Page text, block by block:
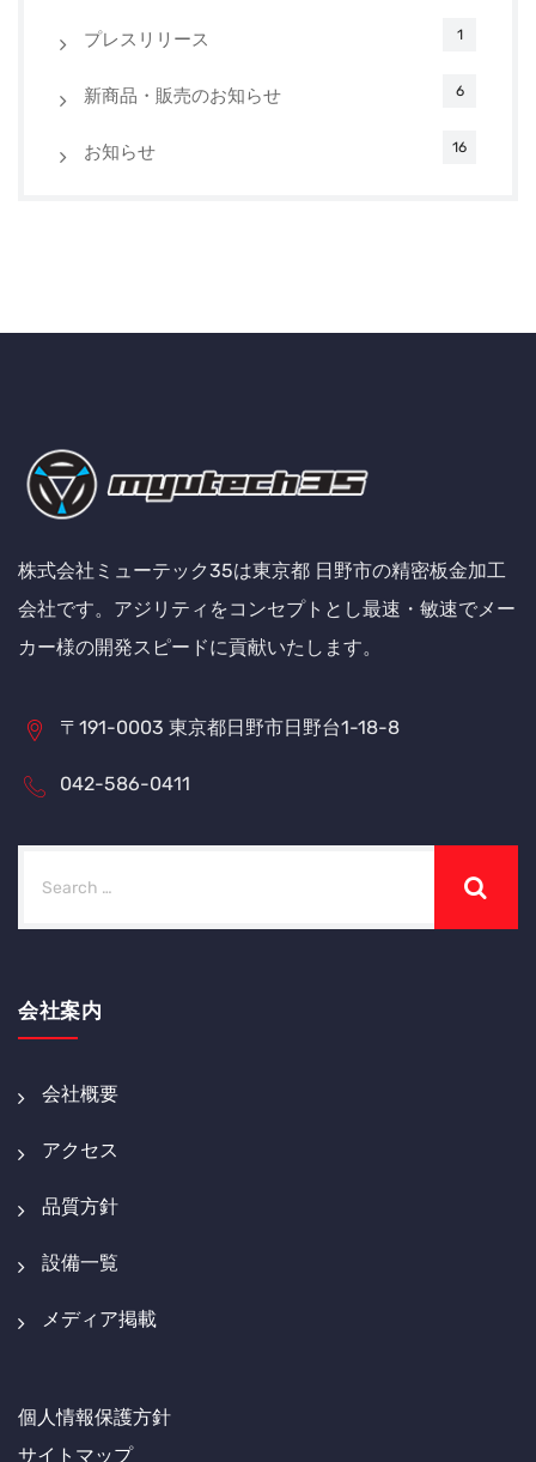
プレスリリース 1
新商品・販売のお知らせ 6
お知らせ 16
株式会社ミューテック35は東京都 日野市の精密板金加工
会社です。アジリティをコンセプトとし最速・敏速でメー
カー様の開発スピードに貢献いたします。
〒191-0003 東京都日野市日野台1-18-8
042-586-0411
会社案内
会社概要
アクセス
品質方針
設備一覧
メディア掲載
個人情報保護方針
サイトマップ